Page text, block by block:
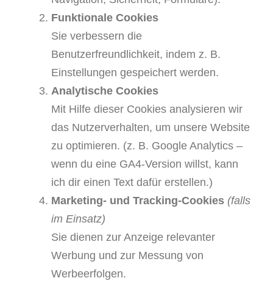
Funktionale Cookies
Sie verbessern die
Benutzerfreundlichkeit, indem z. B.
Einstellungen gespeichert werden.
Analytische Cookies
Mit Hilfe dieser Cookies analysieren wir
das Nutzerverhalten, um unsere Website
zu optimieren. (z. B. Google Analytics –
wenn du eine GA4-Version willst, kann
ich dir einen Text dafür erstellen.)
Marketing- und Tracking-Cookies (falls
im Einsatz)
Sie dienen zur Anzeige relevanter
Werbung und zur Messung von
Werbeerfolgen.